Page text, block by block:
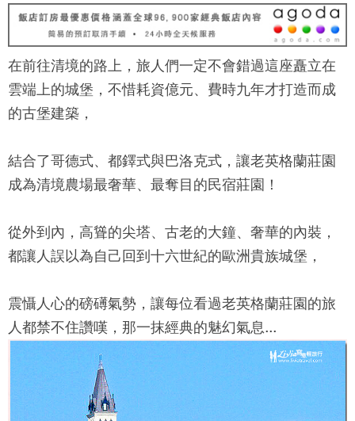
在前往清境的路上，旅人們一定不會錯過這座矗立在
雲端上的城堡，不惜耗資億元、費時九年才打造而成
的古堡建築，
結合了哥德式、都鐸式與巴洛克式，讓老英格蘭莊園
成為清境農場最奢華、最奪目的民宿莊園！
從外到內，高聳的尖塔、古老的大鐘、奢華的內裝，
都讓人誤以為自己回到十六世紀的歐洲貴族城堡，
震懾人心的磅礡氣勢，讓每位看過老英格蘭莊園的旅
人都禁不住讚嘆，那一抹經典的魅幻氣息...